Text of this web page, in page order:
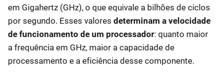
em Gigahertz (GHz), o que equivale a bilhões de ciclos
por segundo. Esses valores determinam a velocidade
de funcionamento de um processador: quanto maior
a frequência em GHz, maior a capacidade de
processamento e a eficiência desse componente.